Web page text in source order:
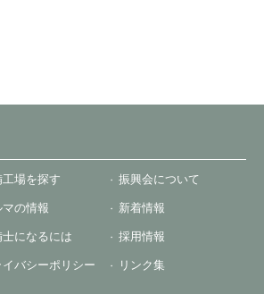
工場を探す 振興会について
マの情報 新着情報
士になるには 採用情報
イバシーポリシー リンク集